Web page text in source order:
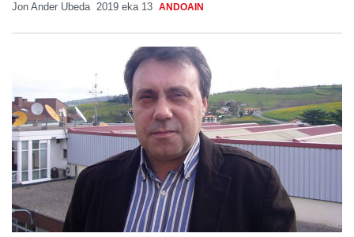
Jon Ander Ubeda 2019 eka 13 ANDOAIN